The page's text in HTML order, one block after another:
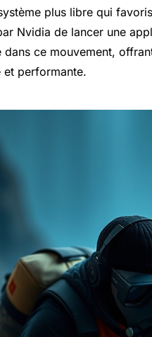
plus libre qui
Nvidia de lancer une
dans ce mouvement,
et performante.